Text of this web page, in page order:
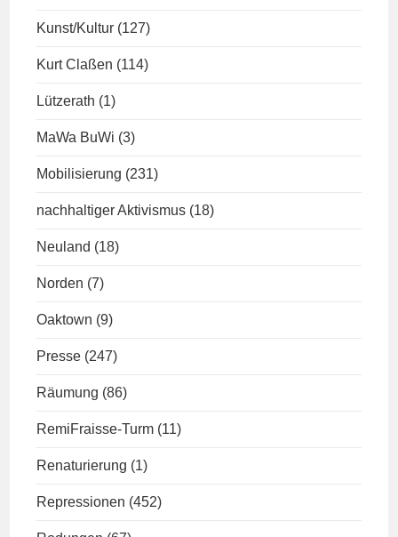
Kunst/Kultur (127)
Kurt Claßen (114)
Lützerath (1)
MaWa BuWi (3)
Mobilisierung (231)
nachhaltiger Aktivismus (18)
Neuland (18)
Norden (7)
Oaktown (9)
Presse (247)
Räumung (86)
RemiFraisse-Turm (11)
Renaturierung (1)
Repressionen (452)